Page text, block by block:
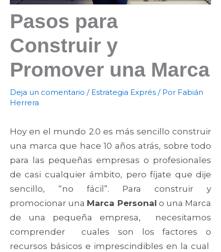
Pasos para
Construir y
Promover una Marca
Deja un comentario / Estrategia Exprés / Por Fabián
Herrera
Hoy en el mundo 2.0 es más sencillo construir
una marca que hace 10 años atrás, sobre todo
para las pequeñas empresas o profesionales
de casi cualquier ámbito, pero fíjate que dije
sencillo, “no fácil”. Para construir y
promocionar una Marca Personal o una Marca
de una pequeña empresa, necesitamos
comprender cuales son los factores o
recursos básicos e imprescindibles en la cual